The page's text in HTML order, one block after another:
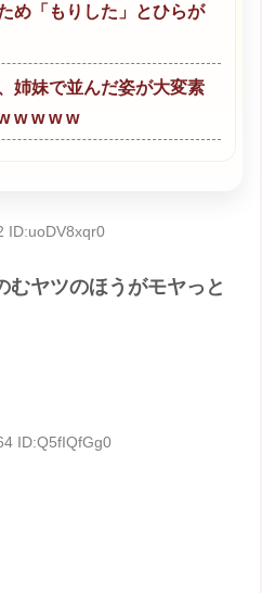
め「もりした」とひらが
姉妹で並んだ姿が大変素
w w w w
ID:uoDV8xqr0
むヤツのほうがモヤっと
ID:Q5fIQfGg0